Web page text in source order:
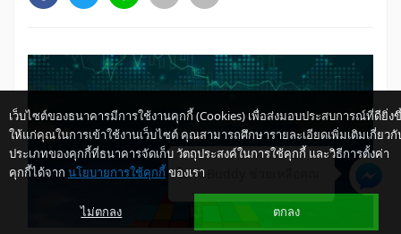
เว็บไซต์ของธนาคารมีการใช้งานคุกกี้ (Cookies) เพื่อส่งมอบประสบการณ์ที่ดียิ่ง
ให้แก่คุณในการเข้าใช้งานเว็บไซต์ คุณสามารถศึกษารายละเอียดเพิ่มเติมเกี่ยวกั
ประเภทของคุกกี้ที่ธนาคารจัดเก็บ วัตถุประสงค์ในการใช้คุกกี้ และวิธีการตั้งค่า
คุกกี้ได้จาก นโยบายการใช้คุกกี้ ของเรา
ไม่ตกลง ตกลง
ให้ K-Buddy ช่วยเหลือคุณ